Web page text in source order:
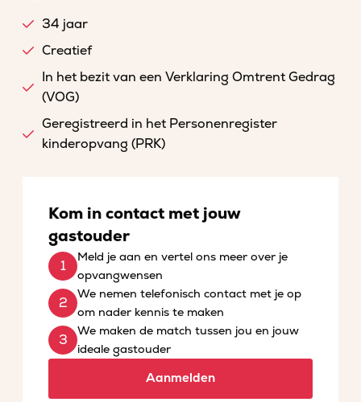
34 jaar
Creatief
In het bezit van een Verklaring Omtrent Gedrag
(VOG)
Geregistreerd in het Personenregister
kinderopvang (PRK)
Kom in contact met jouw
gastouder
Meld je aan en vertel ons meer over je
opvangwensen
We nemen telefonisch contact met je op
om nader kennis te maken
We maken de match tussen jou en jouw
ideale gastouder
Aanmelden